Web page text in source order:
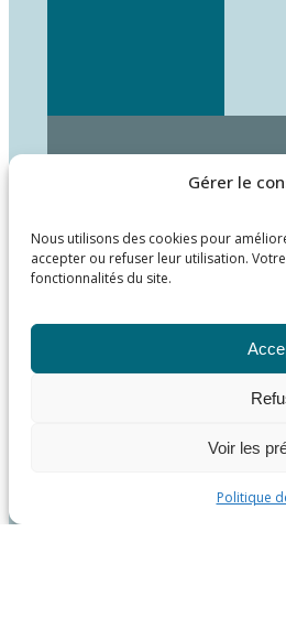
Gérer le
Nous utilisons des cookies pour
accepter ou refuser leur utilisation.
fonctionnalités du site.
Voir les
Politique